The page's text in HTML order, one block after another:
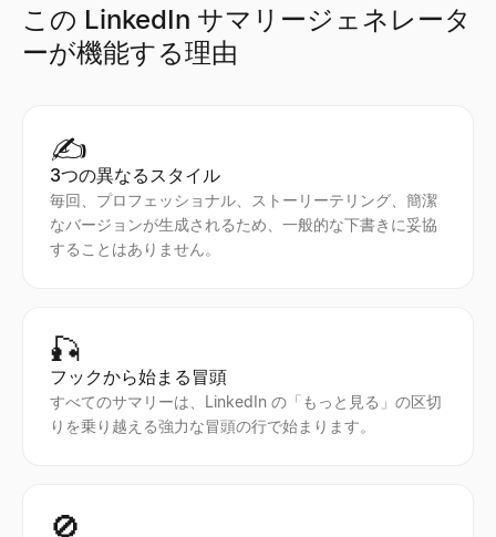
この LinkedIn サマリージェネレータ
ーが機能する理由
✍️
3つの異なるスタイル
毎回、プロフェッショナル、ストーリーテリング、簡潔
なバージョンが生成されるため、一般的な下書きに妥協
することはありません。
🎣
フックから始まる冒頭
すべてのサマリーは、LinkedIn の「もっと見る」の区切
りを乗り越える強力な冒頭の行で始まります。
🚫